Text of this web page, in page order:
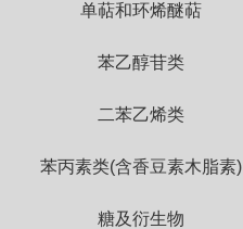
单萜和环烯醚萜
苯乙醇苷类
二苯乙烯类
苯丙素类(含香豆素木脂素)
糖及衍生物